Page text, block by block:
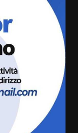
di arma
il piano
del